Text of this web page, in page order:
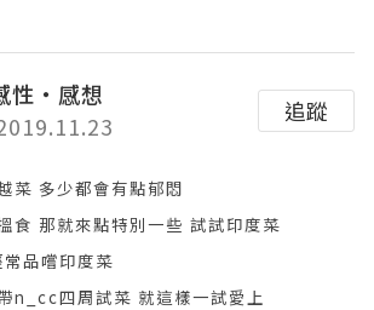
性‧感想
追蹤
菜 多少都會有點郁悶
食 那就來點特別一些 試試印度菜
品嚐印度菜
n_cc四周試菜 就這樣一試愛上